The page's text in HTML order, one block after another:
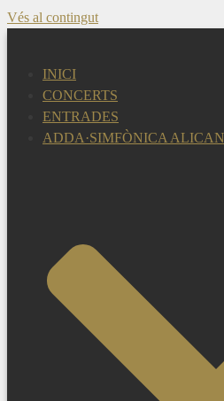
Vés al contingut
INICI
CONCERTS
ENTRADES
ADDA·SIMFÒNICA